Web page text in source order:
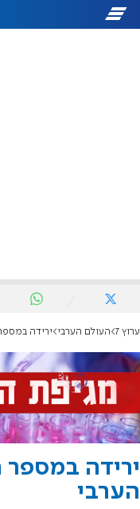
ערוץ 7 העולם הערבי ירידה
ירידה במספר
הערבי